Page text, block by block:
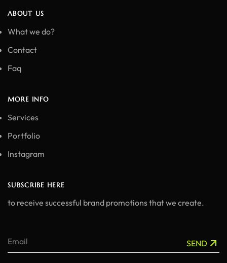
ABOUT US
What we do?
Contact
Faq
MORE INFO
Services
Portfolio
Instagram
SUBSCRIBE HERE
to receive successful brand promotions that we create.
SEND